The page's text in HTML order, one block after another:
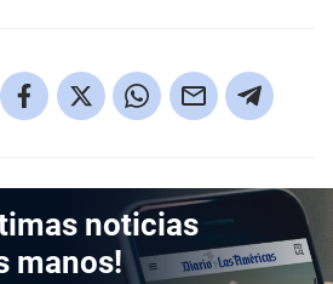
noticias
manos!